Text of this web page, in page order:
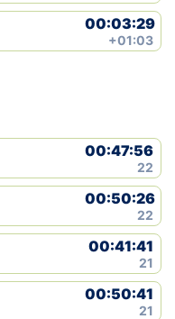
00:03:29
+01:03
00:47:56
22
00:50:26
22
00:41:41
21
00:50:41
21